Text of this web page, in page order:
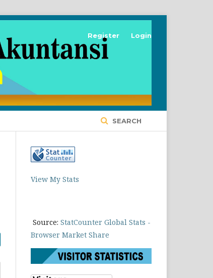
SEARCH
Register Login
View My Stats
Source: StatCounter Global Stats -
Browser Market Share